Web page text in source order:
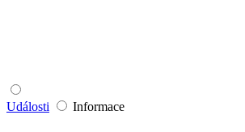
Události Informace